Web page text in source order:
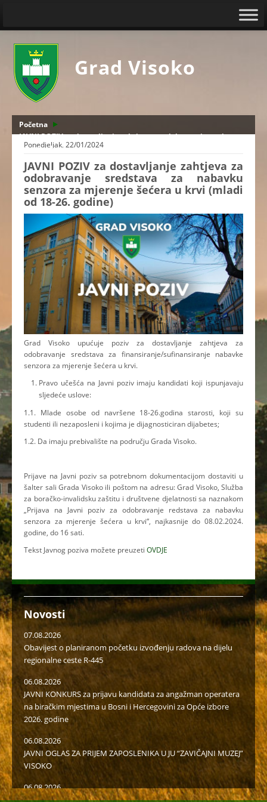
Grad Visoko
Početna
JAVNI POZIV za dostavljanje zahtjeva za odobravanje sredstava
za nabavku senzora za mjerenje šećera u krvi (mladi od 18-26.
godine)
Ponedjeljak, 22/01/2024
JAVNI POZIV za dostavljanje zahtjeva za
odobravanje sredstava za nabavku
senzora za mjerenje šećera u krvi (mladi
od 18-26. godine)
Grad Visoko upućuje poziv za dostavljanje zahtjeva za
odobravanje sredstava za finansiranje/sufinansiranje nabavke
senzora za mjerenje šećera u krvi.
Pravo učešća na Javni poziv imaju kandidati koji ispunjavaju
sljedeće uslove:
1.1. Mlade osobe od navršene 18-26.godina starosti, koji su
studenti ili nezaposleni i kojima je dijagnosticiran dijabetes;
1.2. Da imaju prebivalište na području Grada Visoko.
Prijave na Javni poziv sa potrebnom dokumentacijom dostaviti u
šalter sali Grada Visoko ili poštom na adresu: Grad Visoko, Služba
za boračko-invalidsku zaštitu i društvene djelatnosti sa naznakom
„Prijava na Javni poziv za odobravanje redstava za nabavku
senzora za mjerenje šećera u krvi“, najkasnije do 08.02.2024.
godine, do 16 sati.
Tekst Javnog poziva možete preuzeti OVDJE
Novosti
07.08.2026
Obavijest o planiranom početku izvođenju radova na dijelu
regionalne ceste R-445
06.08.2026
JAVNI KONKURS za prijavu kandidata za angažman operatera
na biračkim mjestima u Bosni i Hercegovini za Opće izbore
2026. godine
06.08.2026
JAVNI OGLAS ZA PRIJEM ZAPOSLENIKA U JU “ZAVIČAJNI MUZEJ”
VISOKO
06.08.2026
Javni poziv za popunu rezervne liste radi učešća u radu u